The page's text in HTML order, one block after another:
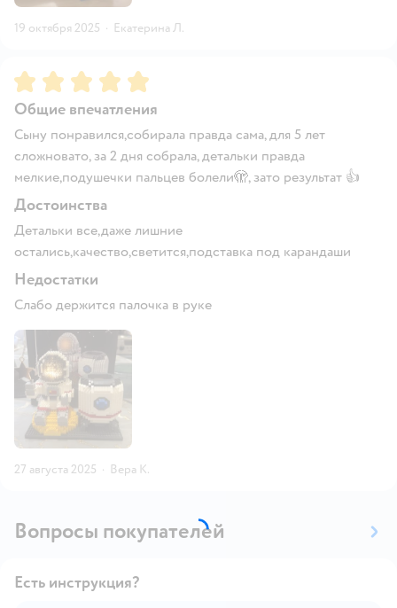
19 октября 2025 · Екатерина Л.
Рейтинг:5
Общие впечатления
Сыну понравился,собирала правда сама, для 5 лет
сложновато, за 2 дня собрала, детальки правда
мелкие,подушечки пальцев болели🫣, зато результат 👍
Достоинства
Детальки все,даже лишние
остались,качество,светится,подставка под карандаши
Недостатки
Слабо держится палочка в руке
27 августа 2025 · Вера К.
Вопросы покупателей
Есть инструкция?